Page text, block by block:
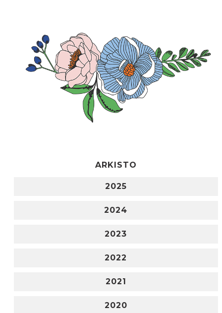
ARKISTO
2025
2024
2023
2022
2021
2020